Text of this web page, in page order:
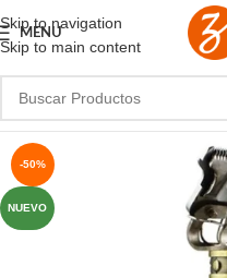
Skip to navigation
Skip to main content
MENU
-50%
NUEVO